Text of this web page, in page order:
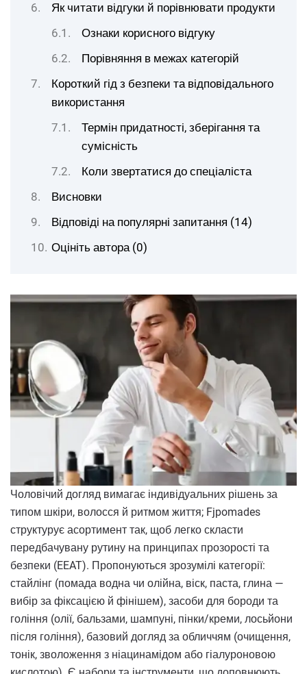
Як читати відгуки й порівнювати продукти
Ознаки корисного відгуку
Порівняння в межах категорій
Короткий гід з безпеки та відповідального
використання
Термін придатності, зберігання та
сумісність
Коли звертатися до спеціаліста
Висновки
Відповіді на популярні запитання (14)
Оцініть автора (0)
Чоловічий догляд вимагає індивідуальних рішень за
типом шкіри, волосся й ритмом життя; Fjpomades
структурує асортимент так, щоб легко скласти
передбачувану рутину на принципах прозорості та
безпеки (EEAT). Пропонуються зрозумілі категорії:
стайлінг (помада водна чи олійна, віск, паста, глина —
вибір за фіксацією й фінішем), засоби для бороди та
гоління (олії, бальзами, шампуні, пінки/креми, лосьйони
після гоління), базовий догляд за обличчям (очищення,
тонік, зволоження з ніацинамідом або гіалуроновою